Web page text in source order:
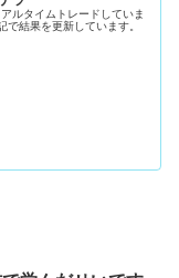
ルタイムトレードしていま
結果を更新しています。